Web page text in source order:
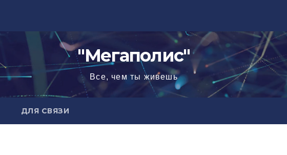
"Мегаполис"
Все, чем ты живешь
ДЛЯ СВЯЗИ